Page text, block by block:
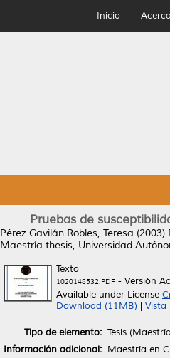
Inicio
Pruebas de
Pérez Gavilán Robles, Teresa (2003)
Maestría thesis, Universidad
Texto
1020148532.PDF - Versión
Available under License
Download (11MB)
Vista
Tipo de elemento: Tesis
Información adicional: Maestría en